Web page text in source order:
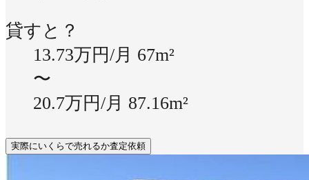
貸すと？
13.73万円/月 67m²
〜
20.7万円/月 87.16m²
実際にいくらで売れるか査定依頼